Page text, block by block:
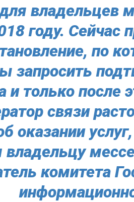
владельцев
году. Сейчас
по
запросить
и только после
связи
оказании
владельцу
комитета